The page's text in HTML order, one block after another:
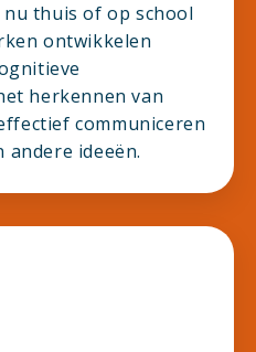
thuis of op school
ontwikkelen
herkennen van
communiceren
andere ideeën.